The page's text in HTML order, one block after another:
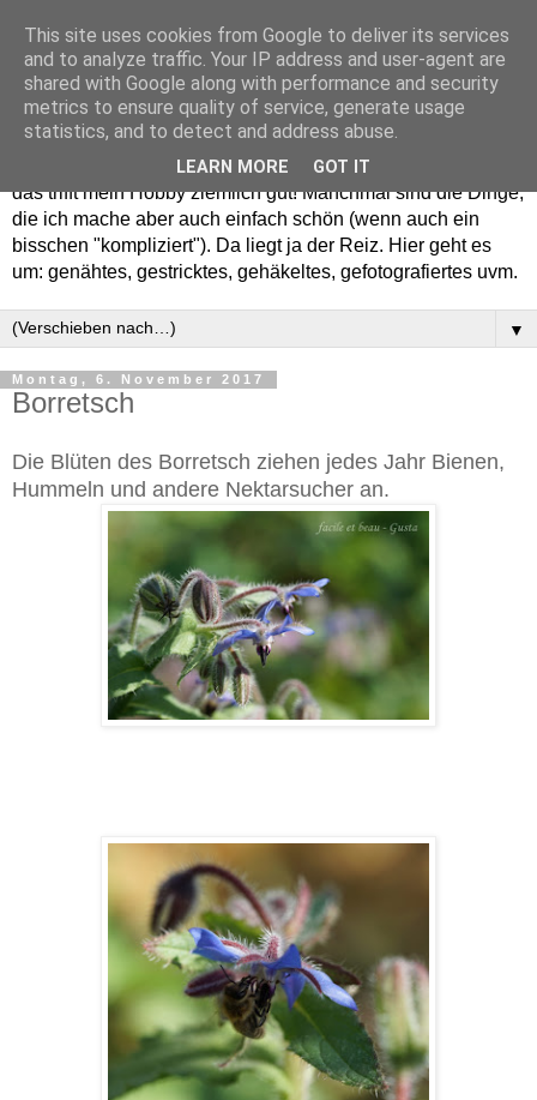
Willkommen in meinem "Wohnzimmer". Einfach und schön -
das trifft mein Hobby ziemlich gut! Manchmal sind die Dinge,
die ich mache aber auch einfach schön (wenn auch ein
bisschen "kompliziert"). Da liegt ja der Reiz. Hier geht es
um: genähtes, gestricktes, gehäkeltes, gefotografiertes uvm.
▼
Montag, 6. November 2017
Borretsch
Die Blüten des Borretsch ziehen jedes Jahr Bienen,
Hummeln und andere Nektarsucher an.
This site uses cookies from Google to deliver its services
and to analyze traffic. Your IP address and user-agent are
shared with Google along with performance and security
metrics to ensure quality of service, generate usage
statistics, and to detect and address abuse.
LEARN MORE GOT IT